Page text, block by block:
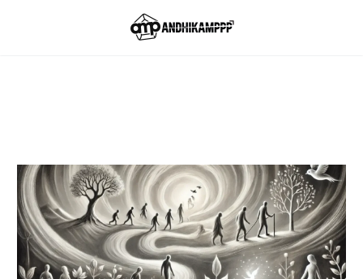
Home Tag